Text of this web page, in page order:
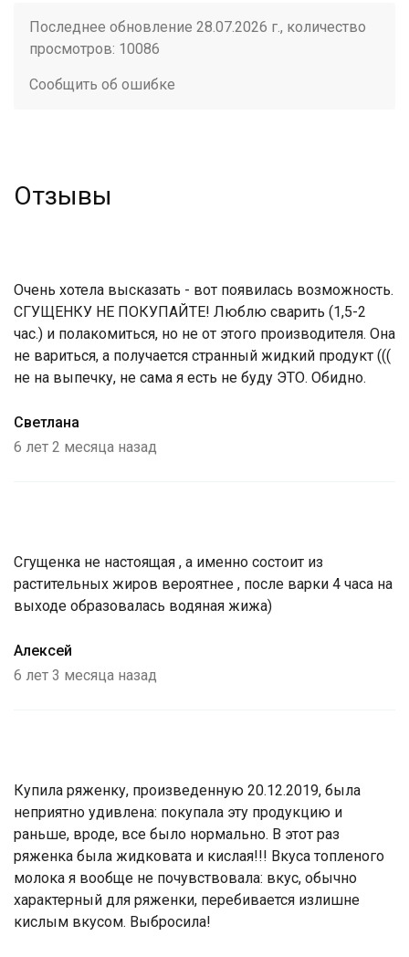
Последнее обновление 28.07.2026 г., количество
просмотров: 10086
Сообщить об ошибке
Отзывы
Очень хотела высказать - вот появилась возможность.
СГУЩЕНКУ НЕ ПОКУПАЙТЕ! Люблю сварить (1,5-2
час.) и полакомиться, но не от этого производителя. Она
не вариться, а получается странный жидкий продукт (((
не на выпечку, не сама я есть не буду ЭТО. Обидно.
Светлана
6 лет 2 месяца назад
Сгущенка не настоящая , а именно состоит из
растительных жиров вероятнее , после варки 4 часа на
выходе образовалась водяная жижа)
Алексей
6 лет 3 месяца назад
Купила ряженку, произведенную 20.12.2019, была
неприятно удивлена: покупала эту продукцию и
раньше, вроде, все было нормально. В этот раз
ряженка была жидковата и кислая!!! Вкуса топленого
молока я вообще не почувствовала: вкус, обычно
характерный для ряженки, перебивается излишне
кислым вкусом. Выбросила!